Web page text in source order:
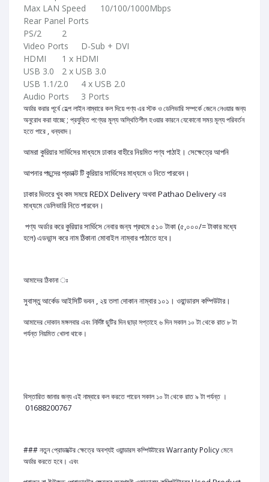
Max LAN Speed	10/100/1000Mbps
Rear Panel Ports
PS/2 	2
Video Ports	D-Sub + DVI
HDMI 	1 x HDMI
USB 3.0 	2 x USB 3.0
USB 1.1/2.0	4 x USB 2.0
Audio Ports	3 Ports
অর্ডার করার পূর্বে হেল্প লাইন নাম্বারে কল দিয়ে পণ্য এর স্টক ও ডেলিভারি সম্পর্কে জেনে নেওয়ার জন্য
অনুরোধ করা যাচ্ছে ; প্রযুক্তি পণ্যের মূল্য অস্থিতিশীল হওয়ার কারনে যেকোনো সময় মূল্য পরিবর্তন
হতে পারে , ধন্যবাদ।
আমরা কুরিয়ার সার্ভিসের মাধ্যমে ঢাকার বাহীরে নিয়মিত পণ্য পাঠাই। সেক্ষেত্রে আপনি
আপনার পছন্দের প্রডাক্ট টি কুরিয়ার সার্ভিসের মাধ্যমে ও নিতে পারবেন।
ঢাকার ভিতরে খুব কম সময়ে REDX Delivery অথবা Pathao Delivery এর
মাধ্যমে ডেলিভারি নিতে পারবেন।
পণ্য অর্ডার করে কুরিয়ার সার্ভিসে নেবার জন্য প্রথমে ৫১০ টাকা (৫,০০০/= টাকার মধ্যে
হলে) এডভান্স করে নাম ঠিকানা মোবাইল নাম্বার পাঠাতে হবে।
আমাদের ঠিকানা ঃ
সুবাস্তু আর্কেড আইসিটি ভবন , ২য় তলা দোকান নাম্বার ১০১। ওয়ান্ডারস কম্পিউটার।
আমাদের দোকান মঙ্গলবার এবং নির্দিষ্ট ছুটির দিন ছাড়া সপ্তাহে ৬ দিন সকাল ১০ টা থেকে রাত ৮ টা
পর্যন্ত নিয়মিত খোলা থাকে।
বিস্তারিত জানার জন্য এই নাম্বারে কল করতে পারেন সকাল ১০ টা থেকে রাত ৯ টা পর্যন্ত ।
01688200767
### নতুন প্রোডাক্টের ক্ষেত্রে অবশ্যই ওয়ান্ডারস কম্পিউটারের Warranty Policy মেনে
অর্ডার করতে হবে। এবং